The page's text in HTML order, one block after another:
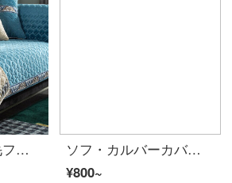
フィヴァン阁の毛フラッネのソファークッションセットは厚い冬のシンプルなデザインで、现代のソファ·カバーのカバーは全パックになっています。ソファーはクッションに座っています。
ソフ・カルバーカバー貴妃四季通用の厚い毛フンネルカバーソファクッション冬滑り止めクッション純愛灰色70*70+17裾
¥800~